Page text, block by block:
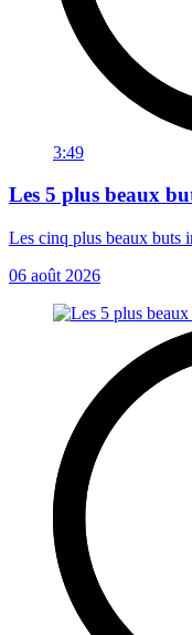
3:49
Les 5 plus beaux
Les cinq plus beaux buts
06 août 2026